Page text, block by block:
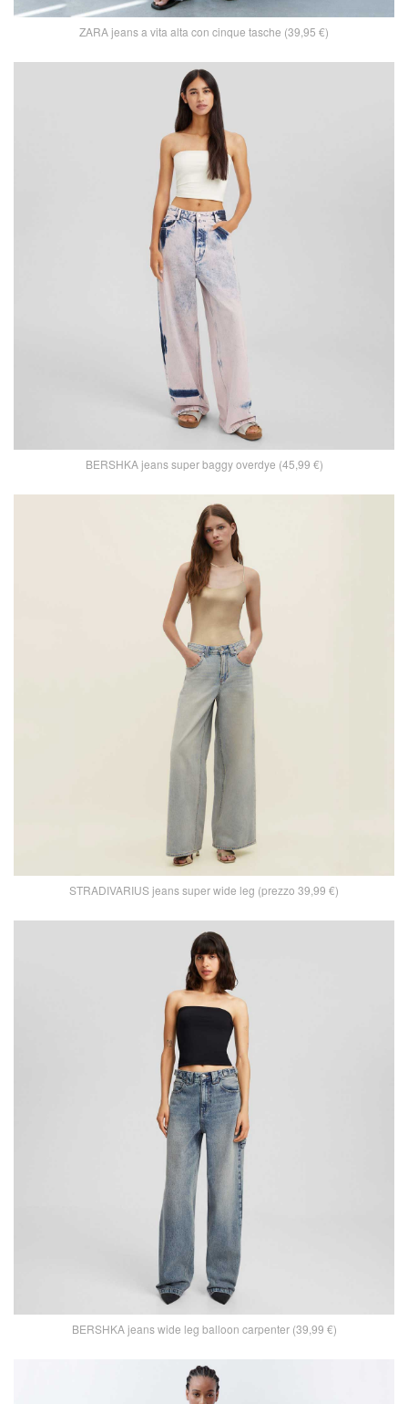
ZARA jeans a vita alta con cinque tasche (39,95 €)
BERSHKA jeans super baggy overdye (45,99 €)
STRADIVARIUS jeans super wide leg (prezzo 39,99 €)
BERSHKA jeans wide leg balloon carpenter (39,99 €)